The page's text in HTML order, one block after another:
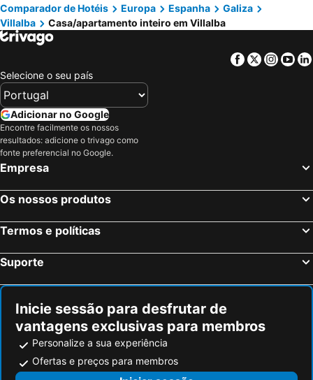
Comparador de Hotéis Europa Espanha
Galiza
Villalba
Casa/apartamento inteiro em Villalba
Facebook
Twitter
Selecione o seu país
Adicionar no Google
Encontre facilmente os nossos
resultados: adicione o trivago como
fonte preferencial no Google.
Empresa
Os nossos produtos
Termos e políticas
Suporte
Inicie sessão para desfrutar de
vantagens exclusivas para membros
Personalize a sua experiência
Ofertas e preços para membros